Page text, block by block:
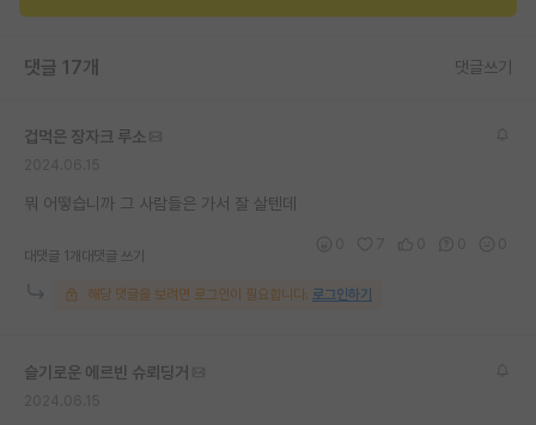
학술 정보 게시판
홍보 게시판
재팬라운지 🌸
댓글 17개 댓글쓰기
겁먹은 장자크 루소
뭐 어떻습니까 그 사람들은 가서 잘 살텐데
대댓글 1개 대댓글 쓰기
해당 댓글을 보려면 로그인이 필요합니다. 로그인하기
슬기로운 에르빈 슈뢰딩거